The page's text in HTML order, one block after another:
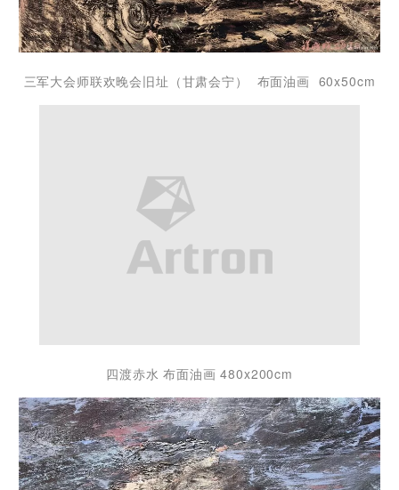
三军大会师联欢晚会旧址（甘肃会宁） 布面油画 60x50cm
四渡赤水 布面油画 480x200cm